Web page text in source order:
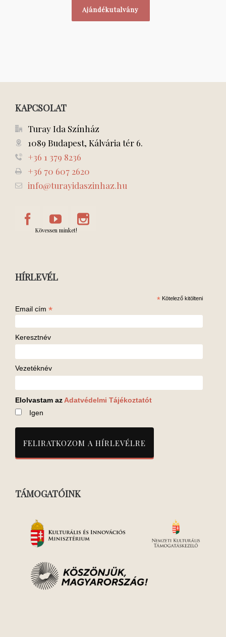
Ajándékutalvány
KAPCSOLAT
Turay Ida Színház
1089 Budapest, Kálvária tér 6.
+36 1 379 8236
+36 70 607 2620
info@turayidaszinhaz.hu
Kövessen minket!
HÍRLEVÉL
* Kötelező kitölteni
Email cím *
Keresztnév
Vezetéknév
Elolvastam az Adatvédelmi Tájékoztatót
Igen
TÁMOGATÓINK